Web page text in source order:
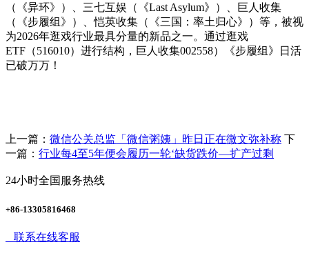
（《异环》）、三七互娱（《Last Asylum》）、巨人收集
（《步履组》）、恺英收集（《三国：率土归心》）等，被视
为2026年逛戏行业最具分量的新品之一。通过逛戏
ETF（516010）进行结构，巨人收集002558）《步履组》日活
已破万万！
上一篇： 微信公关总监「微信粥姨」昨日正在微文弥补称 下
一篇： 行业每4至5年便会履历一轮‘缺货跌价—扩产过剩
24小时全国服务热线
+86-13305816468
联系在线客服